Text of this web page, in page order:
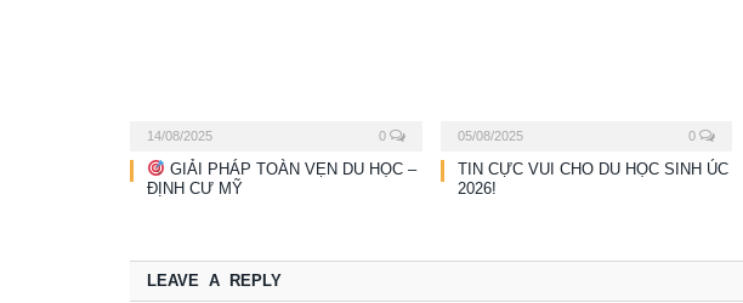
14/08/2025 0
GIẢI PHÁP TOÀN VẸN DU HỌC –
ĐỊNH CƯ MỸ
05/08/2025 0
TIN CỰC VUI CHO DU HỌC SINH ÚC
2026!
LEAVE A REPLY